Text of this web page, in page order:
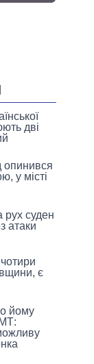
дві
опинився
у місті
суден
атаки
є
йому